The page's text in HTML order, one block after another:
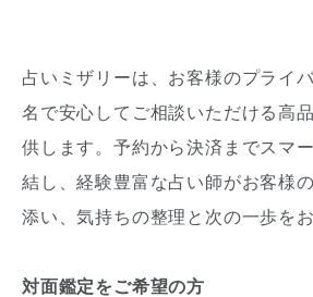
占いミザリーは、お客様のプライ
名で安心してご相談いただける高
供します。予約から決済までスマ
結し、経験豊富な占い師がお客様
添い、気持ちの整理と次の一歩を
対面鑑定をご希望の方